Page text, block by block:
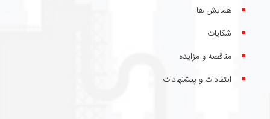
همایش ها
شکایات
مناقصه و مزایده
انتقادات و پیشنهادات